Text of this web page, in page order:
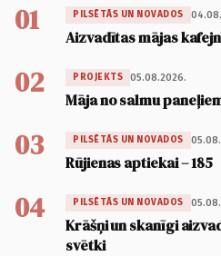
01 PILSĒTĀS UN NOVADOS
Aizvadītas mājas
02 PROJEKTS 05.08.2026.
Māja no salmu
03 PILSĒTĀS UN NOVADOS
Rūjienas aptiekai – 185
04 PILSĒTĀS UN NOVADOS
Krāšņi un skanīgi
svētki